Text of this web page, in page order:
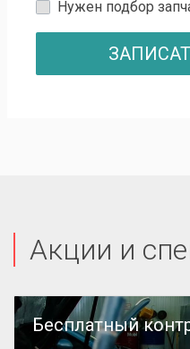
Нужен подбор
Акции и
Бесплатный